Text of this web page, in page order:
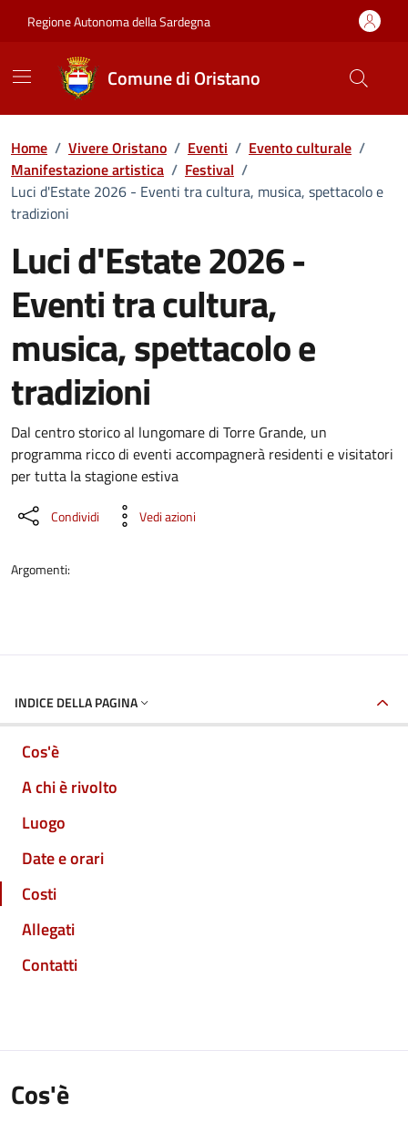
Regione Autonoma della Sardegna
Comune di Oristano
Home / Vivere Oristano / Eventi / Evento culturale /
Manifestazione artistica / Festival /
Luci d'Estate 2026 - Eventi tra cultura, musica, spettacolo e
tradizioni
Luci d'Estate 2026 -
Eventi tra cultura,
musica, spettacolo e
tradizioni
Dettaglio dell'evento
Dal centro storico al lungomare di Torre Grande, un
programma ricco di eventi accompagnerà residenti e visitatori
per tutta la stagione estiva
Condividi Vedi azioni
Argomenti:
INDICE DELLA PAGINA
Cos'è
A chi è rivolto
Luogo
Date e orari
Costi
Allegati
Contatti
Cos'è